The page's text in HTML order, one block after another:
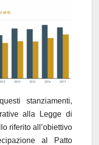
stanziamenti,
alla Legge di
riferito all’obiettivo
al Patto